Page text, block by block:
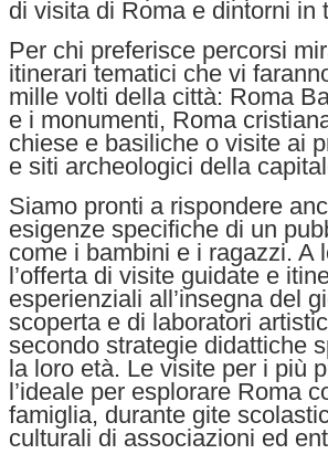
di visita di Roma e dintorni in
Per chi preferisce percorsi
itinerari tematici che vi
mille volti della città: Roma
e i monumenti, Roma
chiese e basiliche o visite ai
e siti archeologici della
Siamo pronti a rispondere
esigenze specifiche di un
come i bambini e i ragazzi. A
l’offerta di visite guidate e
esperienziali all’insegna del
scoperta e di laboratori
secondo strategie didattiche
la loro età. Le visite per i più
l’ideale per esplorare Roma
famiglia, durante gite
culturali di associazioni ed